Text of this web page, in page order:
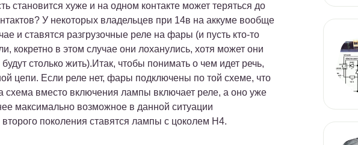
становится хуже и на одном контакте может теряться до
У некоторых владельцев при 14в на аккуме вообще
и ставятся разгрузочные реле на фары (и пусть кто-то
кокретно в этом случае они лоханулись, хотя может они
столько жить).Итак, чтобы понимать о чем идет речь,
цепи. Если реле нет, фары подключены по той схеме, что
вместо включения лампы включает реле, а оно уже
максимально возможное в данной ситуации
поколения ставятся лампы с цоколем H4.